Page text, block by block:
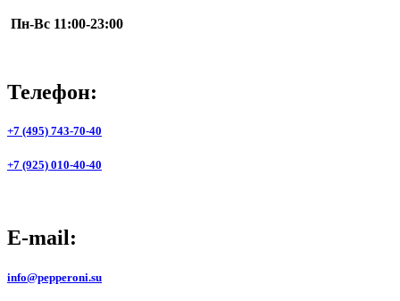
Пн-Вс 11:00-23:00
Телефон:
+7 (495) 743-70-40
+7 (925) 010-40-40
E-mail:
info@pepperoni.su